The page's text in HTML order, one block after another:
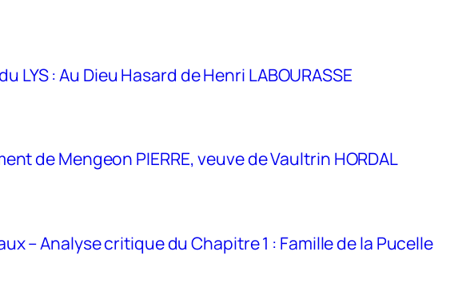
LYS : Au Dieu Hasard de Henri LABOURASSE
de Mengeon PIERRE, veuve de Vaultrin HORDAL
– Analyse critique du Chapitre 1 : Famille de la Pucelle